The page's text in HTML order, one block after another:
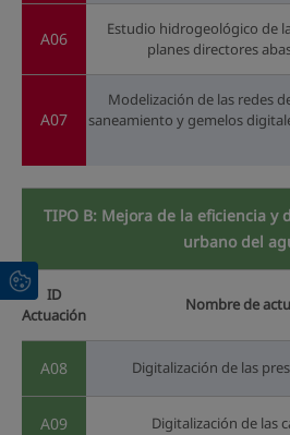
A06
Estudio hidrogeológico de
planes directores
A07
Modelización de las redes
saneamiento y
TIPO B: Mejora de la eficiencia y
urbano del
ID
Actuación
Nombre de
A08 Digitalización de las
A09 Digitalización de las